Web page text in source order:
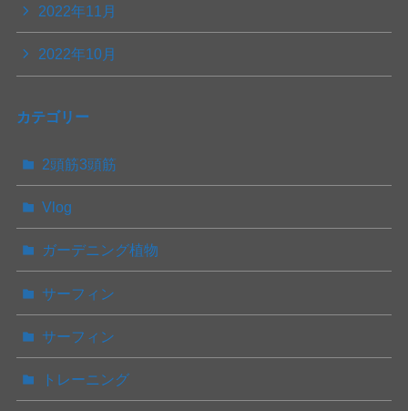
2022年11月
2022年10月
カテゴリー
2頭筋3頭筋
Vlog
ガーデニング植物
サーフィン
サーフィン
トレーニング